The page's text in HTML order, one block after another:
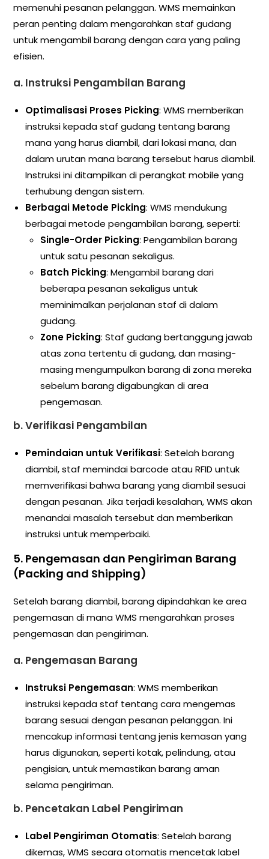
memenuhi pesanan pelanggan. WMS memainkan
peran penting dalam mengarahkan staf gudang
untuk mengambil barang dengan cara yang paling
efisien.
a. Instruksi Pengambilan Barang
Optimalisasi Proses Picking: WMS memberikan
instruksi kepada staf gudang tentang barang
mana yang harus diambil, dari lokasi mana, dan
dalam urutan mana barang tersebut harus diambil.
Instruksi ini ditampilkan di perangkat mobile yang
terhubung dengan sistem.
Berbagai Metode Picking: WMS mendukung
berbagai metode pengambilan barang, seperti:
Single-Order Picking: Pengambilan barang
untuk satu pesanan sekaligus.
Batch Picking: Mengambil barang dari
beberapa pesanan sekaligus untuk
meminimalkan perjalanan staf di dalam
gudang.
Zone Picking: Staf gudang bertanggung jawab
atas zona tertentu di gudang, dan masing-
masing mengumpulkan barang di zona mereka
sebelum barang digabungkan di area
pengemasan.
b.Verifikasi Pengambilan
Pemindaian untuk Verifikasi: Setelah barang
diambil, staf memindai barcode atau RFID untuk
memverifikasi bahwa barang yang diambil sesuai
dengan pesanan. Jika terjadi kesalahan, WMS akan
menandai masalah tersebut dan memberikan
instruksi untuk memperbaiki.
5. Pengemasan dan Pengiriman Barang
(Packing and Shipping)
Setelah barang diambil, barang dipindahkan ke area
pengemasan di mana WMS mengarahkan proses
pengemasan dan pengiriman.
a. Pengemasan Barang
Instruksi Pengemasan: WMS memberikan
instruksi kepada staf tentang cara mengemas
barang sesuai dengan pesanan pelanggan. Ini
mencakup informasi tentang jenis kemasan yang
harus digunakan, seperti kotak, pelindung, atau
pengisian, untuk memastikan barang aman
selama pengiriman.
b. Pencetakan Label Pengiriman
Label Pengiriman Otomatis: Setelah barang
dikemas, WMS secara otomatis mencetak label